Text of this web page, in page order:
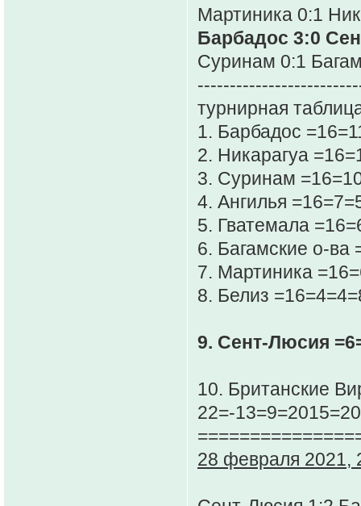
Мартиника 0:1
Барбадос 3:0
Суринам 0:1
турнирная
1. Барбадос
2. Никарагуа
3. Суринам
4. Ангилья
5. Гватемала
6. Багамские о-ва
7. Мартиника
8. Белиз
9. Сент-Люсия
10. Британские
22=-
28 февраля 2021,